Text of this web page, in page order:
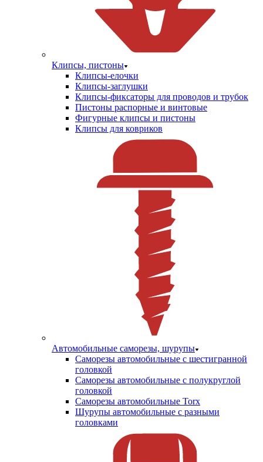
Клипсы, пистоны
Клипсы-елочки
Клипсы-заглушки
Клипсы-фиксаторы для проводов и трубок
Пистоны распорные и винтовые
Фигурные клипсы и пистоны
Клипсы для ковриков
Автомобильные саморезы, шурупы
Саморезы автомобильные с шестигранной
головкой
Саморезы автомобильные с полукруглой
головкой
Саморезы автомобильные Torx
Шурупы автомобильные с разными
головками